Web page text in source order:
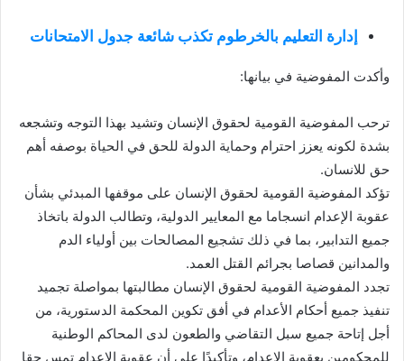
إدارة التعليم بالخرطوم تكذب شائعة جدول الامتحانات
وأكدت المفوضية في بيانها:
ترحب المفوضية القومية لحقوق الإنسان وتشيد بهذا التوجه وتشجعه
بشدة لكونه يعزز احترام وحماية الدولة للحق في الحياة بوصفه أهم
حق للانسان.
تؤكد المفوضية القومية لحقوق الإنسان على موقفها المبدئي بشأن
عقوبة الإعدام انسجاما مع المعايير الدولية، وتطالب الدولة باتخاذ
جميع التدابير، بما في ذلك تشجيع المصالحات بين أولياء الدم
والمدانين قصاصا بجرائم القتل العمد.
تجدد المفوضية القومية لحقوق الإنسان مطالبتها بمواصلة تجميد
تنفيذ جميع أحكام الأعدام في أفق تكوين المحكمة الدستورية، من
أجل إتاحة جميع سبل التقاضي والطعون لدى المحاكم الوطنية
للمحكومين بعقوبة الاعدام، وتأكيدًا على أن عقوبة الاعدام تمس حقا